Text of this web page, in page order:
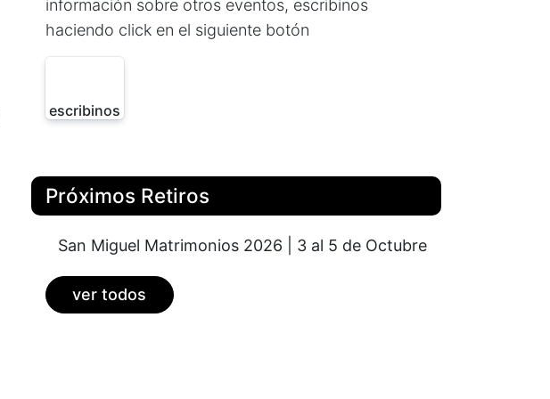
información sobre otros eventos, escribinos
haciendo click en el siguiente botón
escribinos
Próximos Retiros
San Miguel Matrimonios 2026 | 3 al 5 de Octubre
ver todos